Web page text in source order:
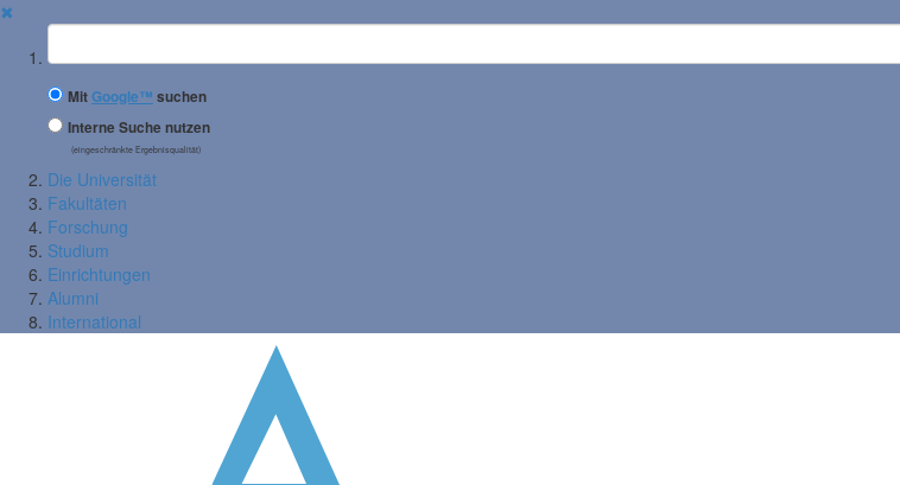
✖
Suchbegriff
MitGoogle™ suchen
Interne Suche nutzen
(eingeschränkte Ergebnisqualität)
Die Universität
Fakultäten
Forschung
Studium
Einrichtungen
Alumni
International